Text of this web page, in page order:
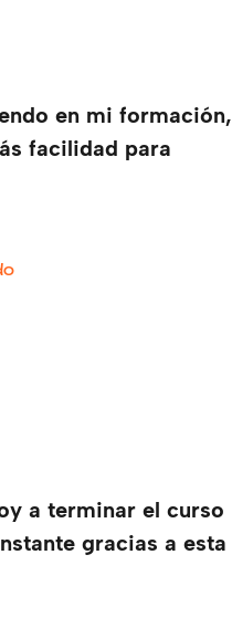
en mi formación,
facilidad para
a terminar el curso
gracias a esta